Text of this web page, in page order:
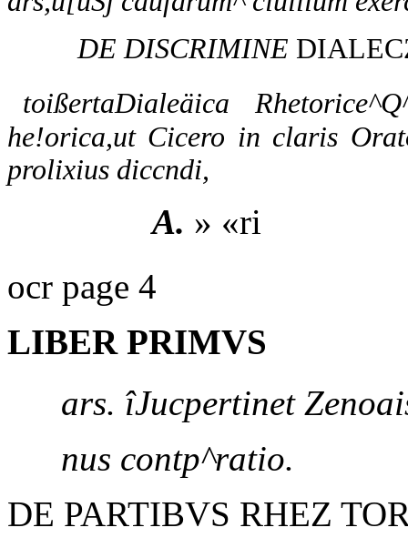
DE DISCRIMINE
toißertaDialeäica
he!orica,ut Cicero in claris
prolixius diccndi,
A. » «ri
ocr page 4
LIBER PRIMVS
ars. îJucpertinet
nus contp^ratio.
DE PARTIBVS RHEZ